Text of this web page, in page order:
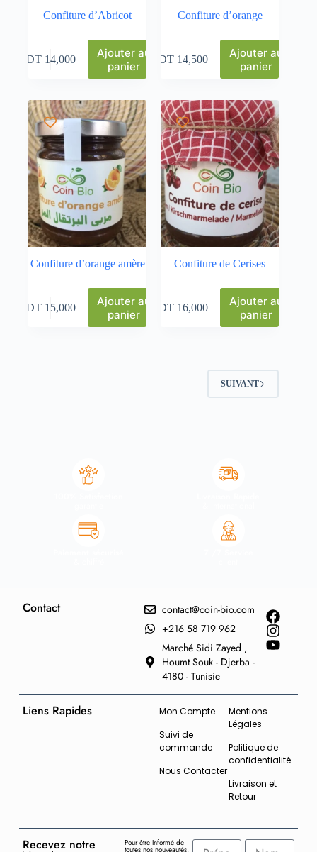
Confiture d’Abricot
DT14,000
Ajouter au
panier
Confiture d’orange
DT14,500
Ajouter au
panier
Confiture d’orange amère
DT15,000
Ajouter au
panier
Confiture de Cerises
DT16,000
Ajouter au
panier
SUIVANT
Contact
contact@coin-bio.com
+216 58 719 962
Marché Sidi Zayed ,
Houmt Souk - Djerba -
4180 - Tunisie
Liens Rapides
Mon Compte
Suivi de
commande
Nous Contacter
Mentions
Légales
Politique de
confidentialité
Livraison et
Retour
Pour être Informé de
toutes nos nouveautés,
Recevez notre